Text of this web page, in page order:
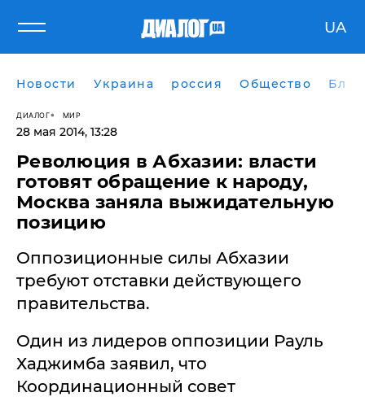
UA
Новости Украина россия Общество
ДИАЛОГ МИР
28 мая 2014, 13:28
Революция в Абхазии: власти
готовят обращение к народу,
Москва заняла выжидательную
позицию
Оппозиционные силы Абхазии
требуют отставки действующего
правительства.
Один из лидеров оппозиции Рауль
Хаджимба заявил, что
Координационный совет